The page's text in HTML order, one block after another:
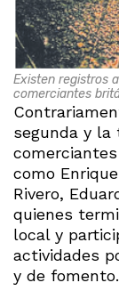
Existen registros
comerciantes
segunda y la
como
Rivero,
quienes
local y
actividades
y de fomento.